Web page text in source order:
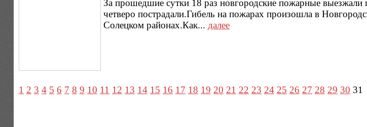
За прошедшие сутки 18 раз новгородские пожарные выезжали
четверо пострадали.Гибель на пожарах произошла в
Солецком районах.Как... далее
1 2 3 4 5 6 7 8 9 10 11 12 13 14 15 16 17 18 19 20 21 22 23 24 25 26 27 28 29 30 31